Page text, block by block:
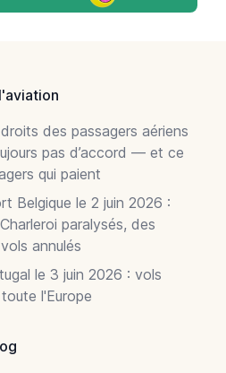
des passagers aériens
pas d’accord — et ce
qui paient
Belgique le 2 juin 2026 :
paralysés, des
annulés
le 3 juin 2026 : vols
l'Europe